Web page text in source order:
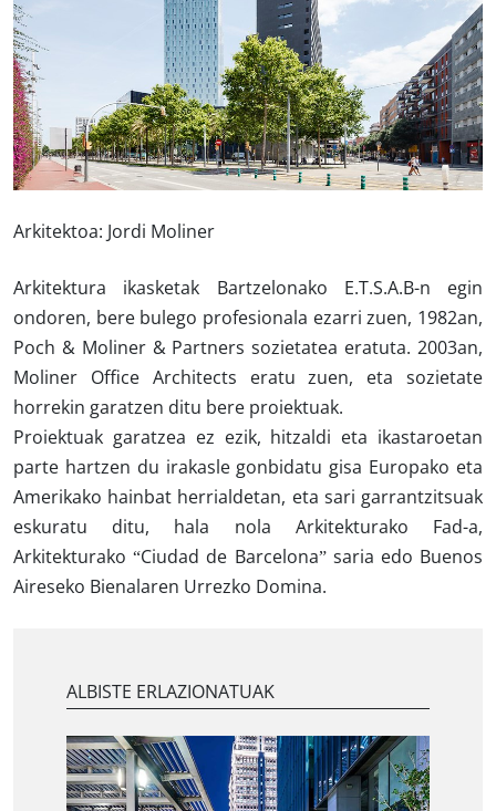
Arkitektoa: Jordi Moliner
Arkitektura ikasketak Bartzelonako E.T.S.A.B-n egin
ondoren, bere bulego profesionala ezarri zuen, 1982an,
Poch & Moliner & Partners sozietatea eratuta. 2003an,
Moliner Office Architects eratu zuen, eta sozietate
horrekin garatzen ditu bere proiektuak.
Proiektuak garatzea ez ezik, hitzaldi eta ikastaroetan
parte hartzen du irakasle gonbidatu gisa Europako eta
Amerikako hainbat herrialdetan, eta sari garrantzitsuak
eskuratu ditu, hala nola Arkitekturako Fad-a,
Arkitekturako“Ciudad de Barcelona” saria edo Buenos
Aireseko Bienalaren Urrezko Domina.
ALBISTE ERLAZIONATUAK